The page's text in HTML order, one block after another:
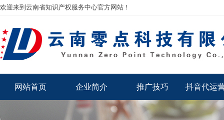
欢迎来到云南省知识产权服务中心官方网站！
网站首页 企业简介 推广技巧 抖音代运